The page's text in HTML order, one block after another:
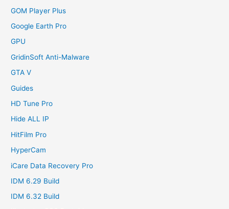
GOM Player Plus
Google Earth Pro
GPU
GridinSoft Anti-Malware
GTA V
Guides
HD Tune Pro
Hide ALL IP
HitFilm Pro
HyperCam
iCare Data Recovery Pro
IDM 6.29 Build
IDM 6.32 Build